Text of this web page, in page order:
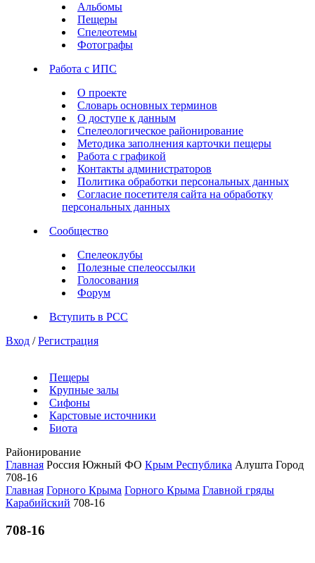
Альбомы
Пещеры
Спелеотемы
Фотографы
Работа с ИПС
О проекте
Словарь основных терминов
О доступе к данным
Спелеологическое районирование
Методика заполнения карточки пещеры
Работа с графикой
Контакты администраторов
Политика обработки персональных данных
Согласие посетителя сайта на обработку
персональных данных
Сообщество
Спелеоклубы
Полезные спелеоссылки
Голосования
Форум
Вступить в РСС
Вход / Регистрация
Пещеры
Крупные залы
Сифоны
Карстовые источники
Биота
Районирование
Главная Россия Южный ФО Крым Республика Алушта Город
708-16
Главная Горного Крыма Горного Крыма Главной гряды
Карабийский 708-16
708-16